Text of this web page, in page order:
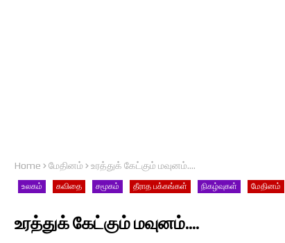
Home மேதினம் உரத்துக் கேட்கும் மவுனம்....
உலகம் கவிதை சமூகம் தீராத பக்கங்கள் நிகழ்வுகள் மேதினம்
உரத்துக் கேட்கும் மவுனம்....